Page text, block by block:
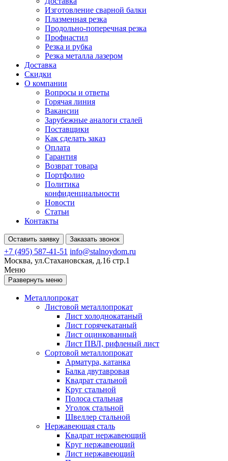
Изготовление сварной балки
Плазменная резка
Продольно-поперечная резка
Профнастил
Резка и рубка
Резка металла лазером
Доставка
Скидки
О компании
Вопросы и ответы
Горячая линия
Вакансии
Зарубежные аналоги сталей
Поставщики
Как сделать заказ
Оплата
Гарантия
Возврат товара
Портфолио
Политика
конфиденциальности
Новости
Статьи
Контакты
Оставить заявку Заказать звонок
+7 (495) 587-41-51 info@stalnoydom.ru
Москва, ул.Стахановская, д.16 стр.1
Меню
Развернуть меню
Металлопрокат
Листовой металлопрокат
Лист холоднокатаный
Лист горячекатаный
Лист оцинкованный
Лист ПВЛ, рифленый лист
Сортовой металлопрокат
Арматура, катанка
Балка двутавровая
Квадрат стальной
Круг стальной
Полоса стальная
Уголок стальной
Швеллер стальной
Нержавеющая сталь
Квадрат нержавеющий
Круг нержавеющий
Лист нержавеющий